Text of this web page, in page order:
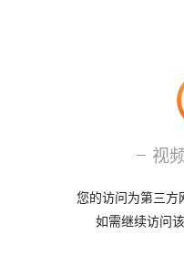
视
您的访问为第三方
如需继续访问